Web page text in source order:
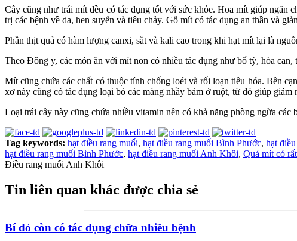
Cây cũng như trái mít đều có tác dụng tốt với sức khỏe. Hoa mít giúp ngăn
trị các bệnh về da, hen suyễn và tiêu chảy. Gỗ mít có tác dụng an thần và
Phần thịt quả có hàm lượng canxi, sắt và kali cao trong khi hạt mít lại là
Theo Đông y, các món ăn với mít non có nhiều tác dụng như bổ tỳ, hòa
Mít cũng chứa các chất có thuộc tính chống loét và rối loạn tiêu hóa. Bên
xơ này cũng có tác dụng loại bỏ các màng nhầy bám ở ruột, từ đó giúp
Loại trái cây này cũng chứa nhiều vitamin nên có khả năng phòng ngừa các
Tag keywords: hạt điều rang muối, hạt điều rang muối Bình Phước, hạt
hạt điều rang muối Bình Phước, hạt điều rang muối Anh Khôi, Quả mít có
Điều rang muối Anh Khôi
Tin liên quan khác được chia sẻ
Bí đỏ còn có tác dụng chữa nhiều bệnh